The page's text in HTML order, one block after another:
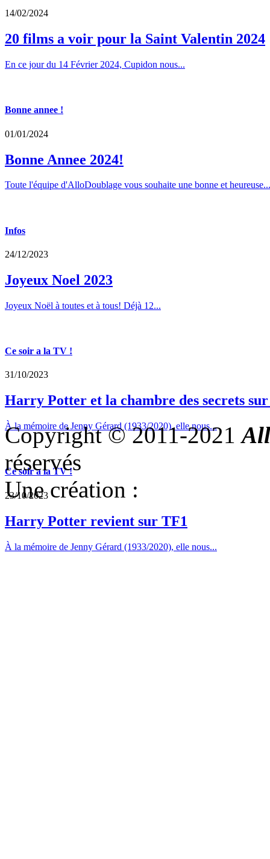
14/02/2024
20 films a voir pour la Saint Valentin 2024
En ce jour du 14 Février 2024, Cupidon nous...
Bonne annee !
01/01/2024
Bonne Annee 2024!
Toute l'équipe d'AlloDoublage vous souhaite une bonne et heureuse...
Infos
24/12/2023
Joyeux Noel 2023
Joyeux Noël à toutes et à tous! Déjà 12...
Ce soir a la TV !
31/10/2023
Harry Potter et la chambre des secrets
À la mémoire de Jenny Gérard (1933/2020), elle nous...
Ce soir a la TV !
23/10/2023
Harry Potter revient sur TF1
À la mémoire de Jenny Gérard (1933/2020), elle nous...
Copyright © 2011-2021
réservés
Une création :